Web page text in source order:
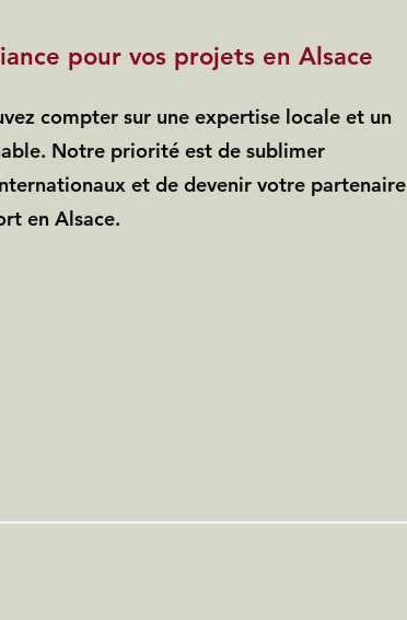
pour vos projets en Alsace
compter sur une expertise locale et un
Notre priorité est de sublimer
et de devenir votre partenaire
en Alsace.